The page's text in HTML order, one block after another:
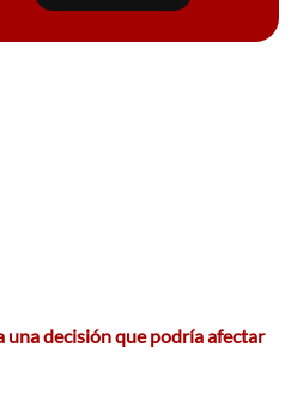
una decisión que podría afectar